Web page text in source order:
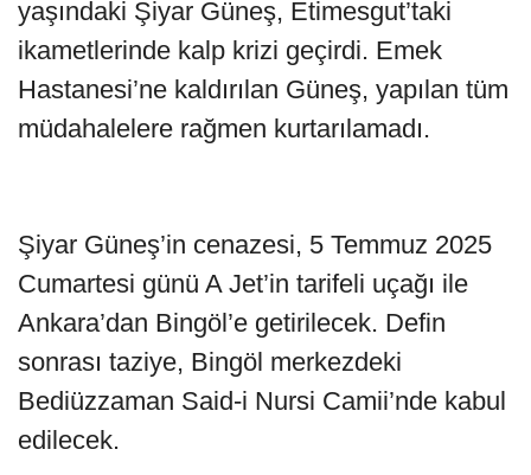
yaşındaki Şiyar Güneş, Etimesgut’taki
ikametlerinde kalp krizi geçirdi. Emek
Hastanesi’ne kaldırılan Güneş, yapılan tüm
müdahalelere rağmen kurtarılamadı.
Şiyar Güneş’in cenazesi, 5 Temmuz 2025
Cumartesi günü A Jet’in tarifeli uçağı ile
Ankara’dan Bingöl’e getirilecek. Defin
sonrası taziye, Bingöl merkezdeki
Bediüzzaman Said-i Nursi Camii’nde kabul
edilecek.